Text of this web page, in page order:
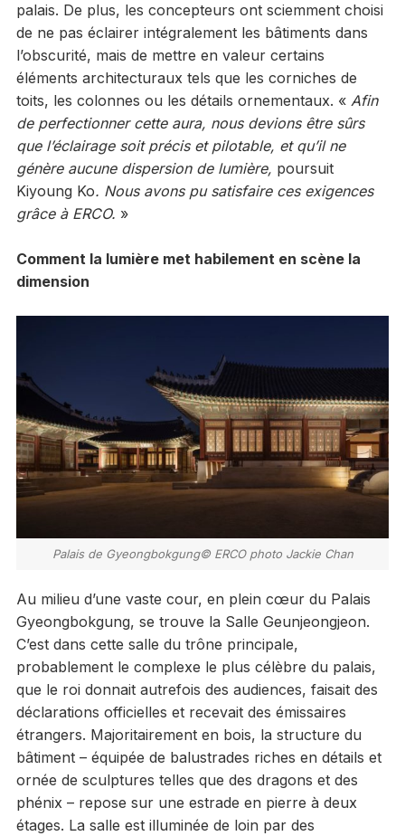
palais. De plus, les concepteurs ont sciemment choisi
de ne pas éclairer intégralement les bâtiments dans
l’obscurité, mais de mettre en valeur certains
éléments architecturaux tels que les corniches de
toits, les colonnes ou les détails ornementaux. « Afin
de perfectionner cette aura, nous devions être sûrs
que l’éclairage soit précis et pilotable, et qu’il ne
génère aucune dispersion de lumière, poursuit
Kiyoung Ko. Nous avons pu satisfaire ces exigences
grâce à ERCO. »
Comment la lumière met habilement en scène la
dimension
Palais de Gyeongbokgung© ERCO photo Jackie Chan
Au milieu d’une vaste cour, en plein cœur du Palais
Gyeongbokgung, se trouve la Salle Geunjeongjeon.
C’est dans cette salle du trône principale,
probablement le complexe le plus célèbre du palais,
que le roi donnait autrefois des audiences, faisait des
déclarations officielles et recevait des émissaires
étrangers. Majoritairement en bois, la structure du
bâtiment – équipée de balustrades riches en détails et
ornée de sculptures telles que des dragons et des
phénix – repose sur une estrade en pierre à deux
étages. La salle est illuminée de loin par des